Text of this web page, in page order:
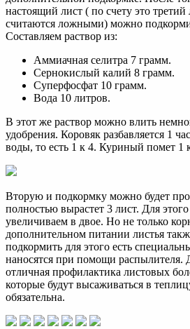
настоящий лист ( по счету это третий
считаются ложными) можно
Составляем раствор из:
Аммиачная селитра 7 грамм.
Сернокислый калий 8 грамм.
Суперфосфат 10 грамм.
Вода 10 литров.
В этот же раствор можно влить
удобрения. Коровяк разбавляется 1
воды, то есть 1 к 4. Куриный помет 1
Вторую и подкормку можно будет
полностью вырастет 3 лист. Для
увеличиваем в двое. Но не только
дополнительном питании листья
подкормить для этого есть
наносятся при помощи распылителя.
отличная профилактика листовых
которые будут высаживаться в
обязательна.